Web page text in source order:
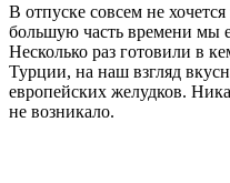
В отпуске совсем не
большую часть времени мы
Несколько раз готовили в
Турции, на наш взгляд
европейских желудков.
не возникало.